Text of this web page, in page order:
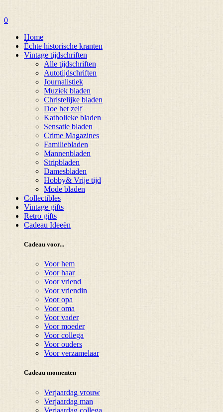
0
Home
Échte historische kranten
Vintage tijdschriften
Alle tijdschriften
Autotijdschriften
Journalistiek
Muziek bladen
Christelijke bladen
Doe het zelf
Katholieke bladen
Sensatie bladen
Crime Magazines
Familiebladen
Mannenbladen
Stripbladen
Damesbladen
Hobby& Vrije tijd
Mode bladen
Collectibles
Vintage gifts
Retro gifts
Cadeau Ideeën
Cadeau voor...
Voor hem
Voor haar
Voor vriend
Voor vriendin
Voor opa
Voor oma
Voor vader
Voor moeder
Voor collega
Voor ouders
Voor verzamelaar
Cadeau momenten
Verjaardag vrouw
Verjaardag man
Verjaardag collega